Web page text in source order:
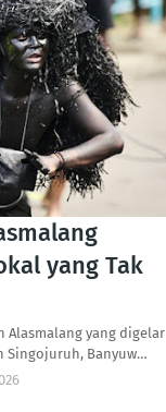
yang Tak
Alasmalang yang digelar
Singojuruh, Banyuw…